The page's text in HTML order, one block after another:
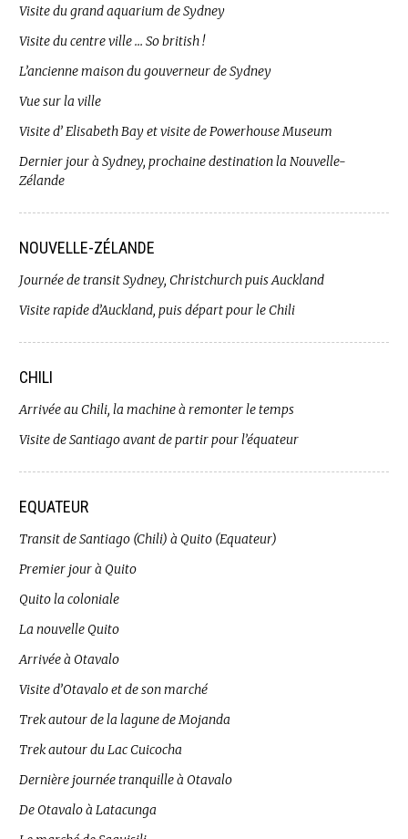
Visite du grand aquarium de Sydney
Visite du centre ville … So british !
L’ancienne maison du gouverneur de Sydney
Vue sur la ville
Visite d’ Elisabeth Bay et visite de Powerhouse Museum
Dernier jour à Sydney, prochaine destination la Nouvelle-
Zélande
NOUVELLE-ZÉLANDE
Journée de transit Sydney, Christchurch puis Auckland
Visite rapide d’Auckland, puis départ pour le Chili
CHILI
Arrivée au Chili, la machine à remonter le temps
Visite de Santiago avant de partir pour l’équateur
EQUATEUR
Transit de Santiago (Chili) à Quito (Equateur)
Premier jour à Quito
Quito la coloniale
La nouvelle Quito
Arrivée à Otavalo
Visite d’Otavalo et de son marché
Trek autour de la lagune de Mojanda
Trek autour du Lac Cuicocha
Dernière journée tranquille à Otavalo
De Otavalo à Latacunga